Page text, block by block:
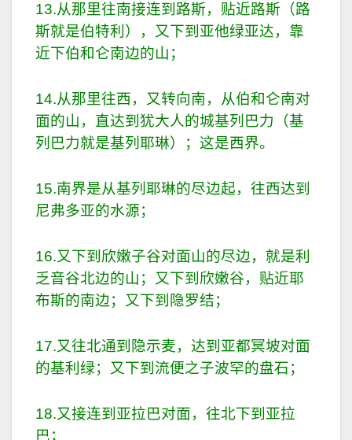
13.从那里往南接连到路斯，贴近路斯（路
斯就是伯特利），又下到亚他绿亚达，靠
近下伯和仑南边的山；
14.从那里往西，又转向南，从伯和仑南对
面的山，直达到犹大人的城基列巴力（基
列巴力就是基列耶琳）；这是西界。
15.南界是从基列耶琳的尽边起，往西达到
尼弗多亚的水源；
16.又下到欣嫩子谷对面山的尽边，就是利
乏音谷北边的山；又下到欣嫩谷，贴近耶
布斯的南边；又下到隐罗结；
17.又往北通到隐示麦，达到亚都冥坡对面
的基利绿；又下到流便之子波罕的盘石；
18.又接连到亚拉巴对面，往北下到亚拉
巴；